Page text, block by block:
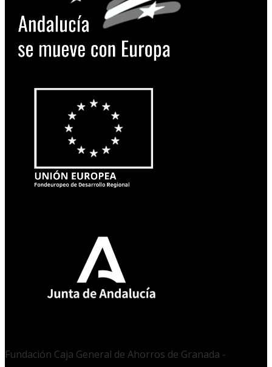
Fundación Caja General de Ahorros de Granada -